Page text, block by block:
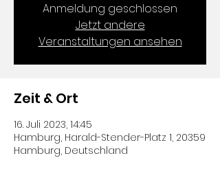
Anmeldung geschlossen
Jetzt andere
Veranstaltungen ansehen
Zeit & Ort
16. Juli 2023, 14:45
Hamburg, Harald-Stender-Platz 1, 20359
Hamburg, Deutschland